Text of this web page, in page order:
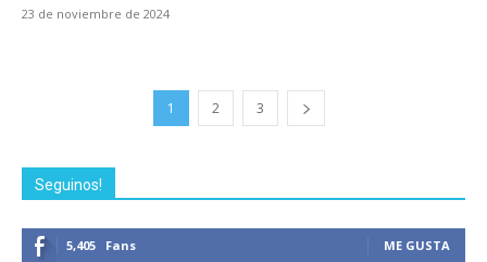
23 de noviembre de 2024
1 2 3
Seguinos!
5,405 Fans ME GUSTA